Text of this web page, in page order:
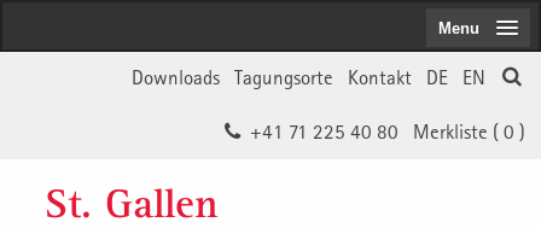
EN
DE
Kontakt
Tagungsorte
Downloads
Merkliste ( 0 )
+41 71 225 40 80
St. Gallen
Menu